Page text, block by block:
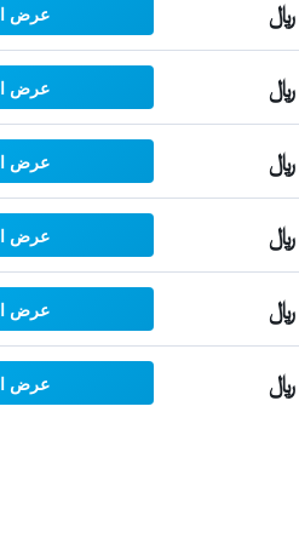
عرض
عرض
عرض
عرض
عرض
عرض